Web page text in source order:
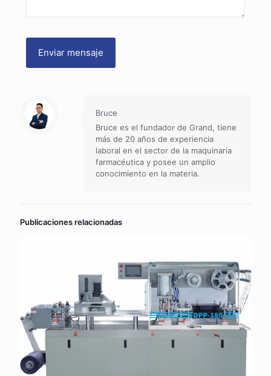
Bruce
Bruce es el fundador de Grand, tiene
más de 20 años de experiencia
laboral en el sector de la maquinaria
farmacéutica y posee un amplio
conocimiento en la materia.
Publicaciones relacionadas